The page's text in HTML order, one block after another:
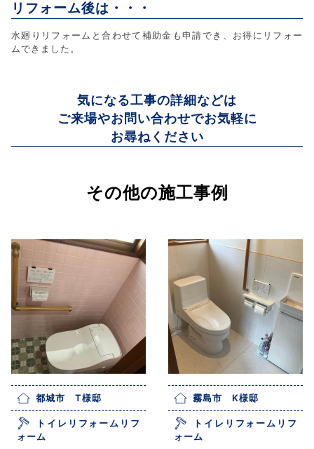
リフォーム後は・・・
水廻りリフォームと合わせて補助金も申請でき、お得にリフォー
ムできました。
気になる工事の詳細などは
ご来場やお問い合わせでお気軽に
お尋ねください
その他の施工事例
都城市 T様邸
トイレリフォームリフ
ォーム
霧島市 K様邸
トイレリフォームリフ
ォーム